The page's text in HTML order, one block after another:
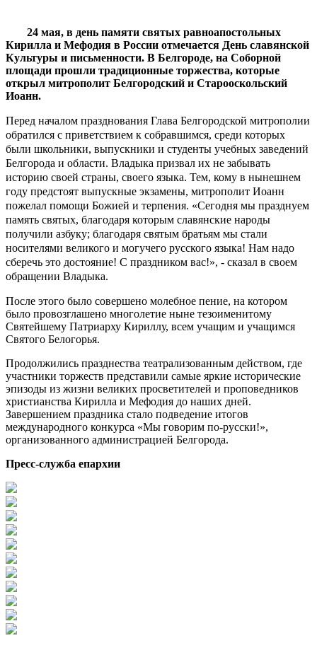
24 мая, в день памяти святых равноапостольных
Кирилла и Мефодия в России отмечается День славянской
Культуры и письменности. В Белгороде, на Соборной
площади прошли традиционные торжества, которые
открыл митрополит Белгородский и Старооскольский
Иоанн.
Перед началом празднования Глава Белгородской митрополии
обратился с приветствием к собравшимся, среди которых
были школьники, выпускники и студенты учебных заведений
Белгорода и области. Владыка призвал их не забывать
историю своей страны, своего языка. Тем, кому в нынешнем
году предстоят выпускные экзамены, митрополит Иоанн
пожелал помощи Божией и терпения. «Сегодня мы празднуем
память святых, благодаря которым славянские народы
получили азбуку; благодаря святым братьям мы стали
носителями великого и могучего русского языка! Нам надо
сберечь это достояние! С праздником вас!», - сказал в своем
обращении Владыка.
После этого было совершено молебное пение, на котором
было провозглашено многолетие ныне тезоименитому
Святейшему Патриарху Кириллу, всем учащим и учащимся
Святого Белогорья.
Продолжились празднества театрализованным действом, где
участники торжеств представили самые яркие исторические
эпизоды из жизни великих просветителей и проповедников
христианства Кирилла и Мефодия до наших дней.
Завершением праздника стало подведение итогов
международного конкурса «Мы говорим по-русски!»,
организованного администрацией Белгорода.
Пресс-служба епархии